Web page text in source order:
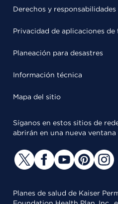
Derechos y responsabilidades
Privacidad de aplicaciones de
Planeación para desastres
Información técnica
Mapa del sitio
Síganos en estos sitios de
abrirán en una nueva ventana
Planes de salud de Kaiser